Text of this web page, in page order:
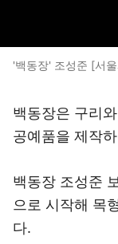
'백동장' 조성준 [서
백동장은 구리
공예품을 제작
백동장 조성준
으로 시작해 목
다.